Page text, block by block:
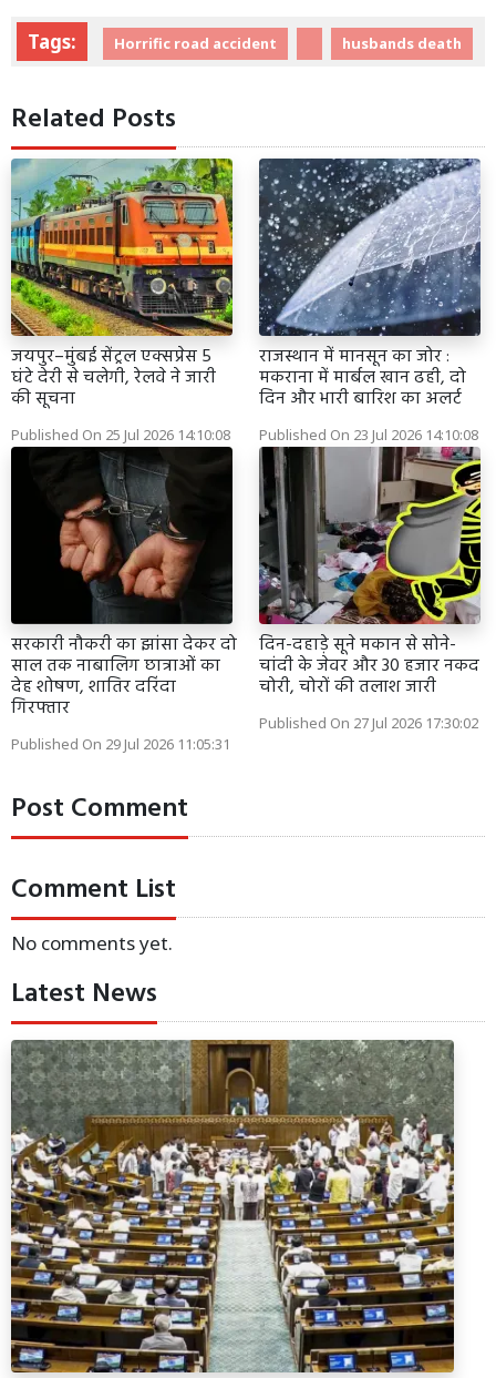
Tags: Horrific road accident husbands death
Related Posts
जयपुर–मुंबई सेंट्रल एक्सप्रेस 5
घंटे देरी से चलेगी, रेलवे ने जारी
की सूचना
Published On 25 Jul 2026 14:10:08
राजस्थान में मानसून का जोर :
मकराना में मार्बल खान ढही, दो
दिन और भारी बारिश का अलर्ट
Published On 23 Jul 2026 14:10:08
सरकारी नौकरी का झांसा देकर दो
साल तक नाबालिग छात्राओं का
देह शोषण, शातिर दरिंदा
गिरफ्तार
Published On 29 Jul 2026 11:05:31
दिन-दहाड़े सूने मकान से सोने-
चांदी के जेवर और 30 हजार नकद
चोरी, चोरों की तलाश जारी
Published On 27 Jul 2026 17:30:02
Post Comment
Comment List
No comments yet.
Latest News